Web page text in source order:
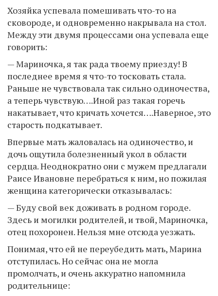
Хозяйка успевала помешивать что-то на
сковороде, и одновременно накрывала на стол.
Между эти двумя процессами она успевала еще
говорить:
— Мариночка, я так рада твоему приезду! В
последнее время я что-то тосковать стала.
Раньше не чувствовала так сильно одиночества,
а теперь чувствую….Иной раз такая горечь
накатывает, что кричать хочется….Наверное, это
старость подкатывает.
Впервые мать жаловалась на одиночество, и
дочь ощутила болезненный укол в области
сердца. Неоднократно они с мужем предлагали
Раисе Ивановне перебраться к ним, но пожилая
женщина категорически отказывалась:
— Буду свой век доживать в родном городе.
Здесь и могилки родителей, и твой, Мариночка,
отец похоронен. Нельзя мне отсюда уезжать.
Понимая, что ей не переубедить мать, Марина
отступилась. Но сейчас она не могла
промолчать, и очень аккуратно напомнила
родительнице: